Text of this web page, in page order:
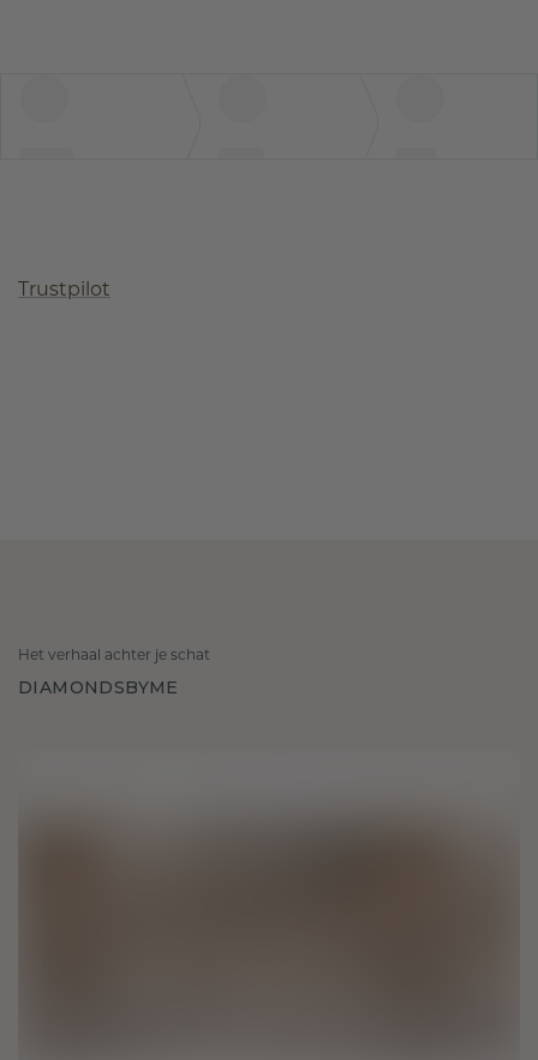
Trustpilot
Het verhaal achter je schat
DIAMONDSBYME